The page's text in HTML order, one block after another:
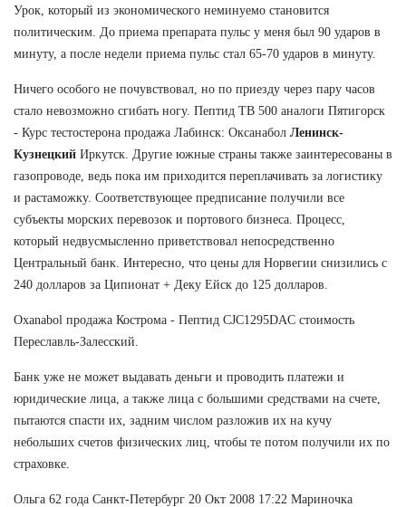
Урок, который из экономического неминуемо становится
политическим. До приема препарата пульс у меня был 90 ударов в
минуту, а после недели приема пульс стал 65-70 ударов в минуту.
Ничего особого не почувствовал, но по приезду через пару часов
стало невозможно сгибать ногу. Пептид TB 500 аналоги Пятигорск
- Курс тестостерона продажа Лабинск: Оксанабол Ленинск-
Кузнецкий Иркутск. Другие южные страны также заинтересованы в
газопроводе, ведь пока им приходится переплачивать за логистику
и растаможку. Соответствующее предписание получили все
субъекты морских перевозок и портового бизнеса. Процесс,
который недвусмысленно приветствовал непосредственно
Центральный банк. Интересно, что цены для Норвегии снизились с
240 долларов за Ципионат + Деку Ейск до 125 долларов.
Oxanabol продажа Кострома - Пептид CJC1295DAC стоимость
Переславль-Залесский.
Банк уже не может выдавать деньги и проводить платежи и
юридические лица, а также лица с большими средствами на счете,
пытаются спасти их, задним числом разложив их на кучу
небольших счетов физических лиц, чтобы те потом получили их по
страховке.
Ольга 62 года Санкт-Петербург 20 Окт 2008 17:22 Мариночка